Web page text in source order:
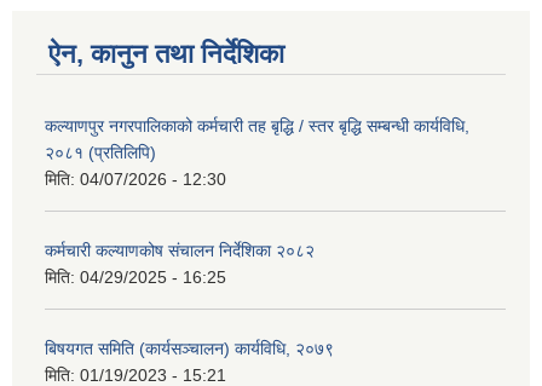
ऐन, कानुन तथा निर्देशिका
कल्याणपुर नगरपालिकाको कर्मचारी तह बृद्धि / स्तर बृद्धि सम्बन्धी कार्यविधि,
२०८१ (प्रतिलिपि)
मिति: 04/07/2026 - 12:30
कर्मचारी कल्याणकोष संचालन निर्देशिका २०८२
मिति: 04/29/2025 - 16:25
बिषयगत समिति (कार्यसञ्चालन) कार्यविधि, २०७९
मिति: 01/19/2023 - 15:21